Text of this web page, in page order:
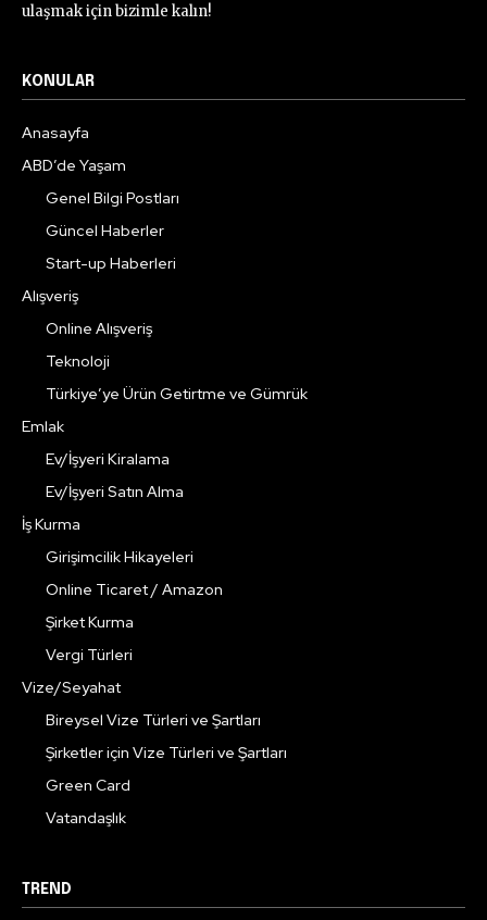
ulaşmak için bizimle kalın!
KONULAR
Anasayfa
ABD’de Yaşam
Genel Bilgi Postları
Güncel Haberler
Start-up Haberleri
Alışveriş
Online Alışveriş
Teknoloji
Türkiye’ye Ürün Getirtme ve Gümrük
Emlak
Ev/İşyeri Kiralama
Ev/İşyeri Satın Alma
İş Kurma
Girişimcilik Hikayeleri
Online Ticaret / Amazon
Şirket Kurma
Vergi Türleri
Vize/Seyahat
Bireysel Vize Türleri ve Şartları
Şirketler için Vize Türleri ve Şartları
Green Card
Vatandaşlık
TREND